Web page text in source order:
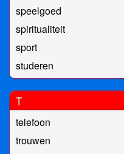
speelgoed
spiritualiteit
sport
studeren
T
telefoon
trouwen